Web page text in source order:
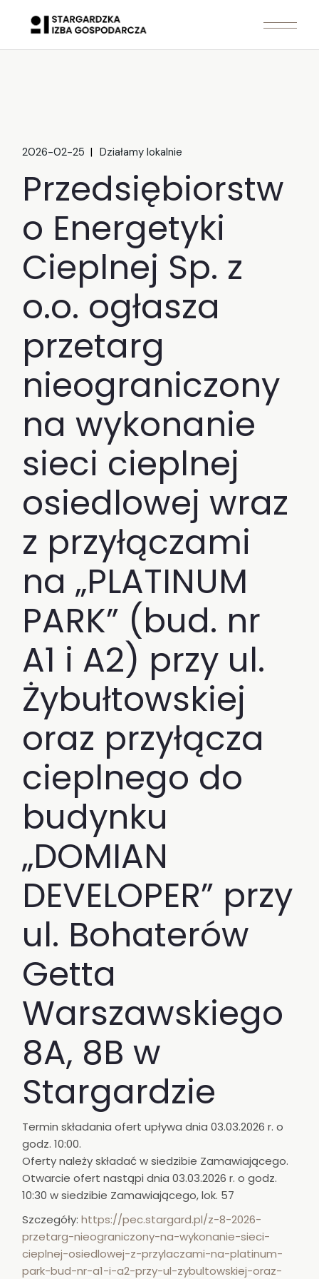
content
2026-02-25 Działamy lokalnie
Przedsiębiorstw
o Energetyki
Cieplnej Sp. z
o.o. ogłasza
przetarg
nieograniczony
na wykonanie
sieci cieplnej
osiedlowej wraz
z przyłączami
na „PLATINUM
PARK” (bud. nr
A1 i A2) przy ul.
Żybułtowskiej
oraz przyłącza
cieplnego do
budynku
„DOMIAN
DEVELOPER” przy
ul. Bohaterów
Getta
Warszawskiego
8A, 8B w
Stargardzie
Termin składania ofert upływa dnia 03.03.2026 r. o
godz. 10:00.
Oferty należy składać w siedzibie Zamawiającego.
Otwarcie ofert nastąpi dnia 03.03.2026 r. o godz.
10:30 w siedzibie Zamawiającego, lok. 57
Szczegóły:https://pec.stargard.pl/z-8-2026-
przetarg-nieograniczony-na-wykonanie-sieci-
cieplnej-osiedlowej-z-przylaczami-na-platinum-
park-bud-nr-a1-i-a2-przy-ul-zybultowskiej-oraz-